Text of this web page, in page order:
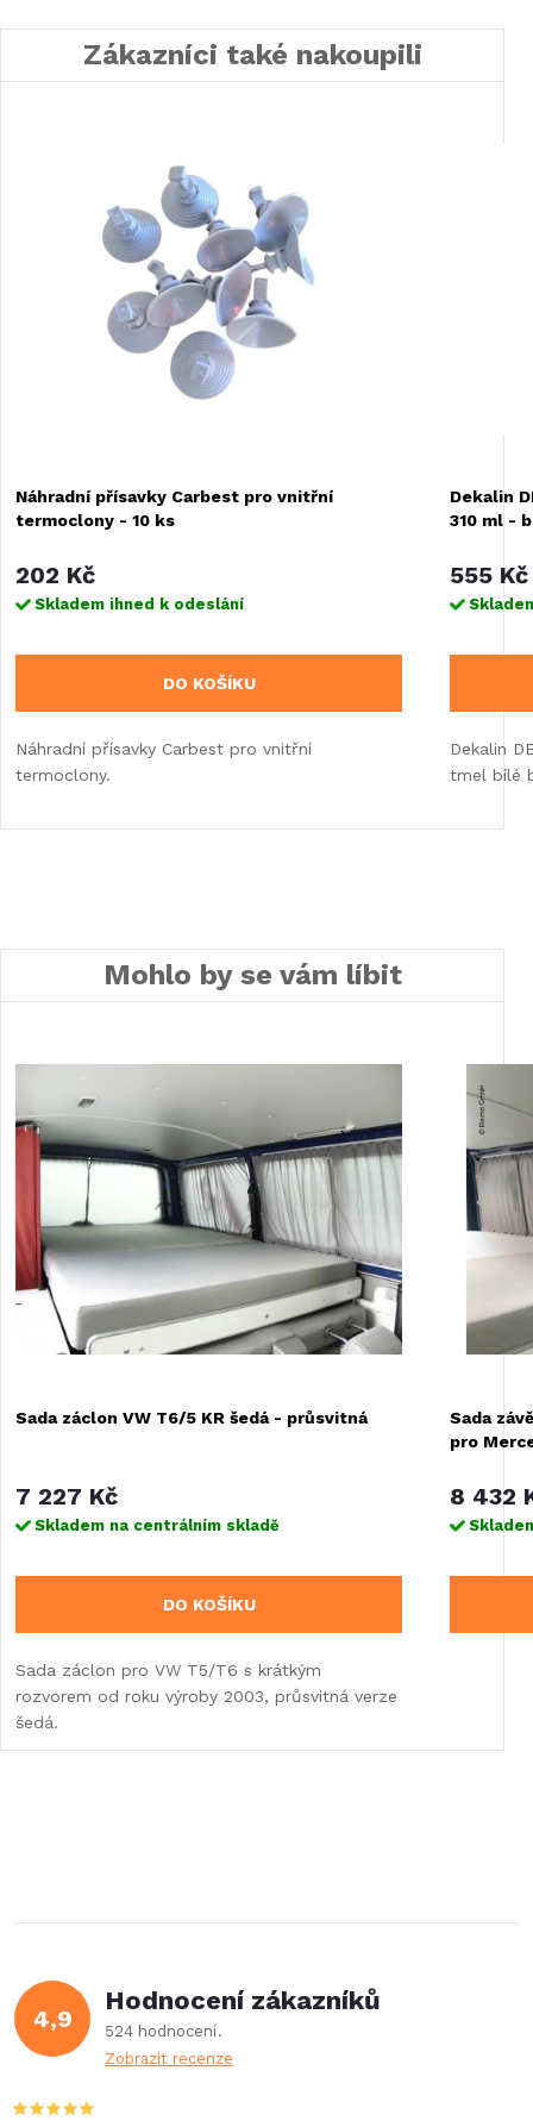
Zákazníci také nakoupili
Náhradní přísavky Carbest pro vnitřní
termoclony - 10 ks
202 Kč
Skladem ihned k odeslání
DO KOŠÍKU
Náhradní přísavky Carbest pro vnitřní
termoclony.
Dekalin
310 ml -
555 Kč
Dekalin
tmel bílé
Mohlo by se vám líbit
Sada záclon VW T6/5 KR šedá - průsvitná
7 227 Kč
Skladem na centrálním skladě
DO KOŠÍKU
Sada záclon pro VW T5/T6 s krátkým
rozvorem od roku výroby 2003, průsvitná verze
šedá.
Sada
pro
8 432
4,9
Hodnocení zákazníků
524 hodnocení
Zobrazit recenze